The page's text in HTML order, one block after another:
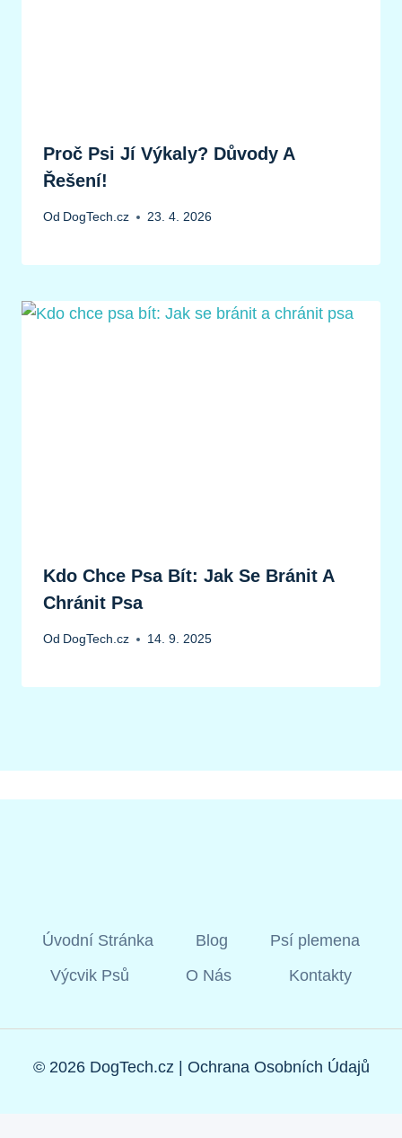
Proč Psi Jí Výkaly? Důvody A
Řešení!
Od DogTech.cz 23. 4. 2026
Kdo Chce Psa Bít: Jak Se Bránit A
Chránit Psa
Od DogTech.cz 14. 9. 2025
Úvodní Stránka Blog
Psí plemena
Výcvik Psů
O Nás Kontakty
© 2026 DogTech.cz | Ochrana Osobních Údajů